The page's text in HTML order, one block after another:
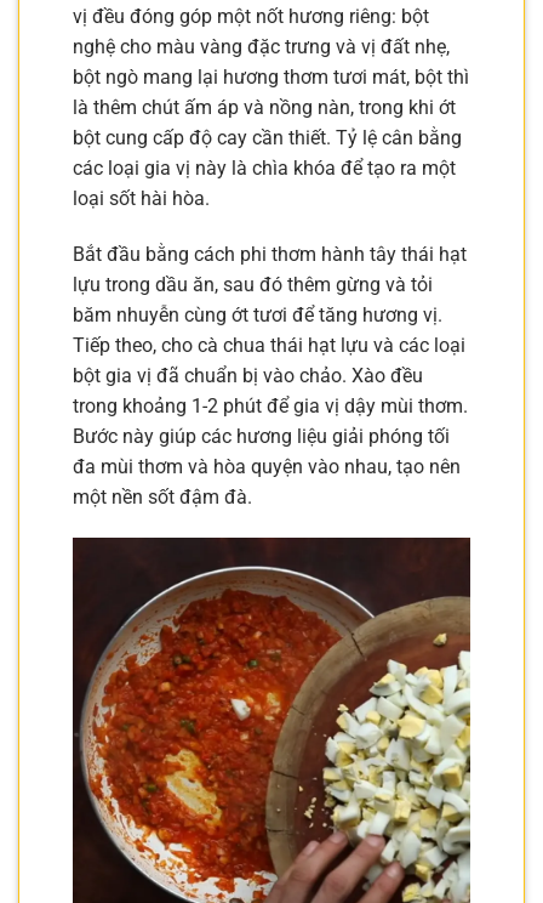
vị đều đóng góp một nốt hương riêng: bột
nghệ cho màu vàng đặc trưng và vị đất nhẹ,
bột ngò mang lại hương thơm tươi mát, bột thì
là thêm chút ấm áp và nồng nàn, trong khi ớt
bột cung cấp độ cay cần thiết. Tỷ lệ cân bằng
các loại gia vị này là chìa khóa để tạo ra một
loại sốt hài hòa.
Bắt đầu bằng cách phi thơm hành tây thái hạt
lựu trong dầu ăn, sau đó thêm gừng và tỏi
băm nhuyễn cùng ớt tươi để tăng hương vị.
Tiếp theo, cho cà chua thái hạt lựu và các loại
bột gia vị đã chuẩn bị vào chảo. Xào đều
trong khoảng 1-2 phút để gia vị dậy mùi thơm.
Bước này giúp các hương liệu giải phóng tối
đa mùi thơm và hòa quyện vào nhau, tạo nên
một nền sốt đậm đà.